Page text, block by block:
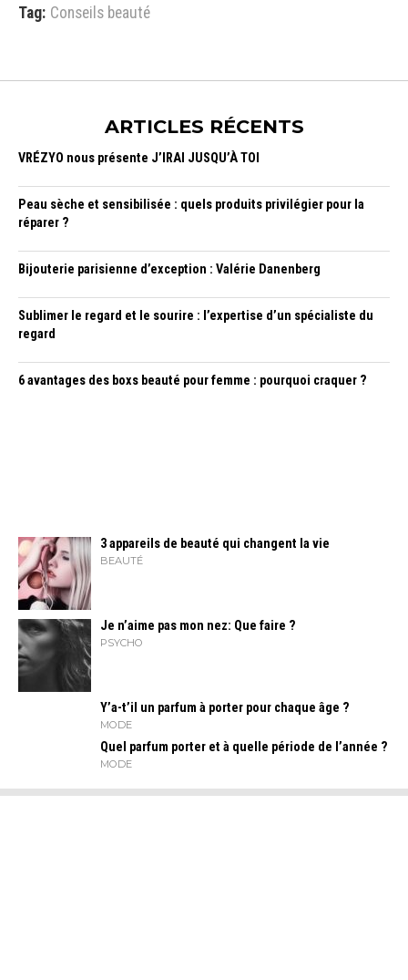
Tag: Conseils beauté
ARTICLES RÉCENTS
VRÉZYO nous présente J’IRAI JUSQU’À TOI
Peau sèche et sensibilisée : quels produits privilégier pour la
réparer ?
Bijouterie parisienne d’exception : Valérie Danenberg
Sublimer le regard et le sourire : l’expertise d’un spécialiste du
regard
6 avantages des boxs beauté pour femme : pourquoi craquer ?
3 appareils de beauté qui changent la vie
BEAUTÉ
Je n’aime pas mon nez: Que faire ?
PSYCHO
Y’a-t’il un parfum à porter pour chaque âge ?
MODE
Quel parfum porter et à quelle période de l’année ?
MODE